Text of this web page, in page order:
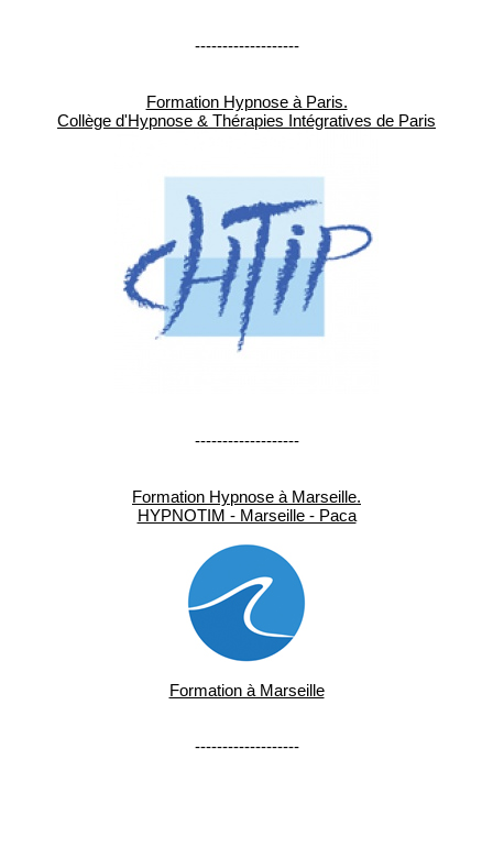
-------------------
Formation Hypnose à Paris.
Collège d'Hypnose & Thérapies Intégratives de Paris
-------------------
Formation Hypnose à Marseille.
HYPNOTIM - Marseille - Paca
Formation à Marseille
-------------------